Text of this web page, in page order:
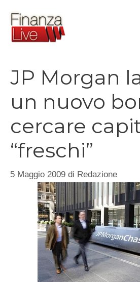
contenuto
JP Morgan
un nuovo
cercare
“freschi”
5 Maggio 2009 di Redazione